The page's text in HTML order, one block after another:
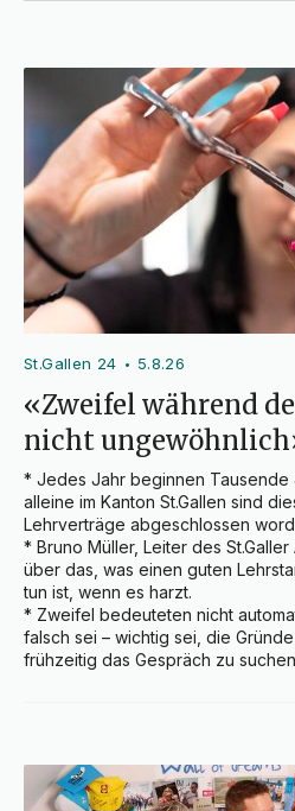
St.Gallen 24 • 5.8.26
«Zweifel während
nicht
* Jedes Jahr beginnen Tausende
alleine im Kanton St.Gallen sind
Lehrverträge abgeschlossen
* Bruno Müller, Leiter des
über das, was einen guten
tun ist, wenn es harzt.
* Zweifel bedeuteten nicht
falsch sei – wichtig sei, die
frühzeitig das Gespräch zu